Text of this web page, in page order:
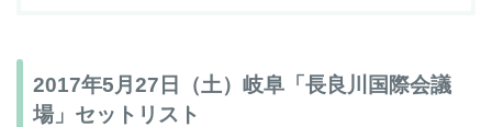
2017年5月27日（土）岐阜「長良川国際会議
場」セットリスト